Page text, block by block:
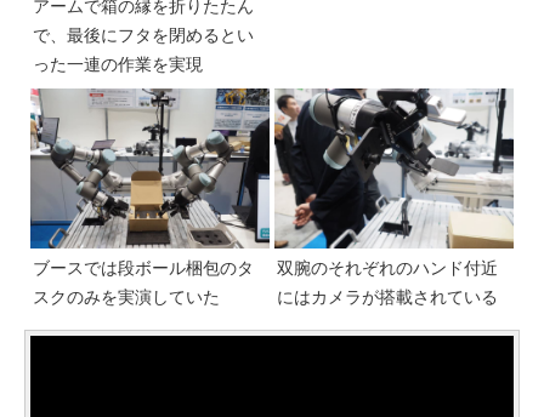
アームで箱の縁を折りたたん
で、最後にフタを閉めるとい
った一連の作業を実現
ブースでは段ボール梱包のタ
スクのみを実演していた
双腕のそれぞれのハンド付近
にはカメラが搭載されている